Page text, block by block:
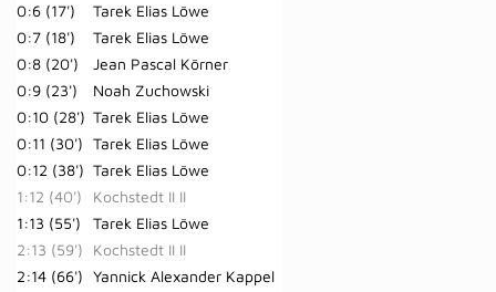
0:6 (17')
Tarek Elias Löwe
0:7 (18')
Tarek Elias Löwe
0:8 (20')
Jean Pascal Körner
0:9 (23')
Noah Zuchowski
0:10 (28') Tarek Elias Löwe
0:11 (30') Tarek Elias Löwe
0:12 (38') Tarek Elias Löwe
1:12 (40')
Kochstedt II II
1:13 (55')
Tarek Elias Löwe
2:13 (59')
Kochstedt II II
2:14 (66') Yannick Alexander Kappel